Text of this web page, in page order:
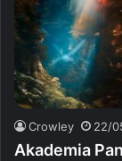
Crowley 22/
Akademia